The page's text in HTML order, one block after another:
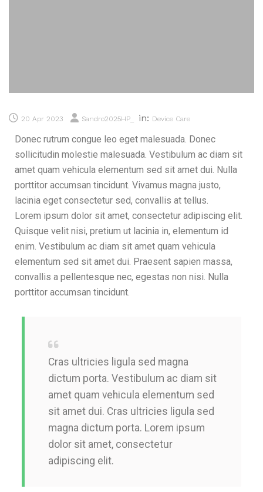
20 Apr 2023 Sandro2025HP_ in: Device Care
Donec rutrum congue leo eget malesuada. Donec
sollicitudin molestie malesuada. Vestibulum ac diam sit
amet quam vehicula elementum sed sit amet dui. Nulla
porttitor accumsan tincidunt. Vivamus magna justo,
lacinia eget consectetur sed, convallis at tellus.
Lorem ipsum dolor sit amet, consectetur adipiscing elit.
Quisque velit nisi, pretium ut lacinia in, elementum id
enim. Vestibulum ac diam sit amet quam vehicula
elementum sed sit amet dui. Praesent sapien massa,
convallis a pellentesque nec, egestas non nisi. Nulla
porttitor accumsan tincidunt.
Cras ultricies ligula sed magna
dictum porta. Vestibulum ac diam sit
amet quam vehicula elementum sed
sit amet dui. Cras ultricies ligula sed
magna dictum porta. Lorem ipsum
dolor sit amet, consectetur
adipiscing elit.